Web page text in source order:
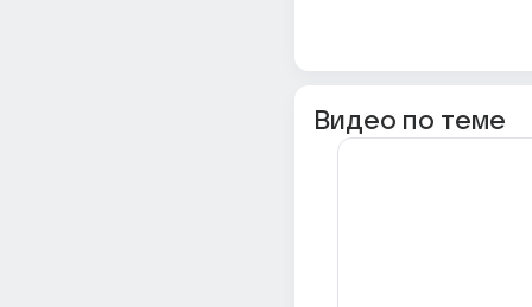
Видео по теме